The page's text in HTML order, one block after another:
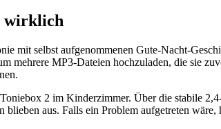
wirklich
mit selbst aufgenommenen Gute-Nacht-
mehrere MP3-Dateien hochzuladen, die sie
2 im Kinderzimmer. Über die stabile
aus. Falls ein Problem aufgetreten